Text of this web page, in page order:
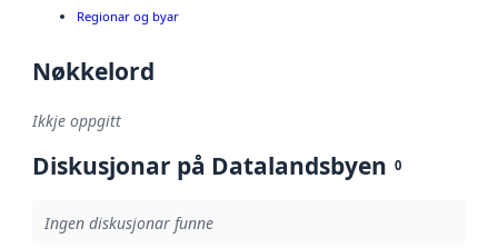
Regionar og byar
Nøkkelord
Ikkje oppgitt
Diskusjonar på Datalandsbyen 0
Ingen diskusjonar funne